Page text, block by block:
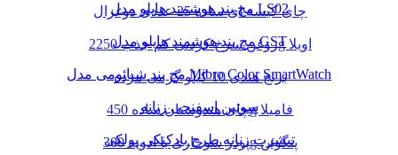
چای کیسه ای ساده 25 عددی دوغزال
روغن سرخ کردنی کم جذب 2250g اویلا
برنج هندی 10 کیلو گرمی مژده
چای هندوستان ساده 450g فامیلا
پودر سوخاری با ادویه 300g پنگوئن
مچ بند هوشمند هایلو مدل LS02
مچ بند هوشمند هایلو مدل GST
مچ بند شیائومی مدل Mibro Color SmartWatch
سوتین اسفنجی زنانه
تیشرت زنانه طرح بادکنکی پولکی